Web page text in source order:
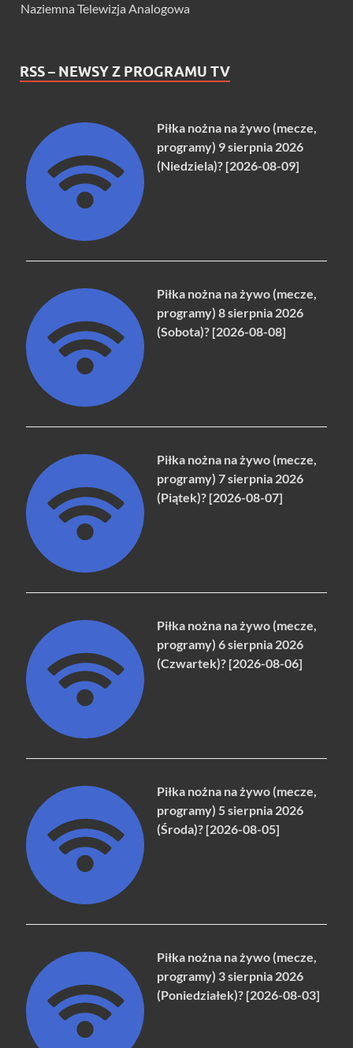
Naziemna Telewizja Analogowa
RSS – NEWSY Z PROGRAMU TV
Piłka nożna na żywo (mecze,
programy) 9 sierpnia 2026
(Niedziela)? [2026-08-09]
Piłka nożna na żywo (mecze,
programy) 8 sierpnia 2026
(Sobota)? [2026-08-08]
Piłka nożna na żywo (mecze,
programy) 7 sierpnia 2026
(Piątek)? [2026-08-07]
Piłka nożna na żywo (mecze,
programy) 6 sierpnia 2026
(Czwartek)? [2026-08-06]
Piłka nożna na żywo (mecze,
programy) 5 sierpnia 2026
(Środa)? [2026-08-05]
Piłka nożna na żywo (mecze,
programy) 3 sierpnia 2026
(Poniedziałek)? [2026-08-03]